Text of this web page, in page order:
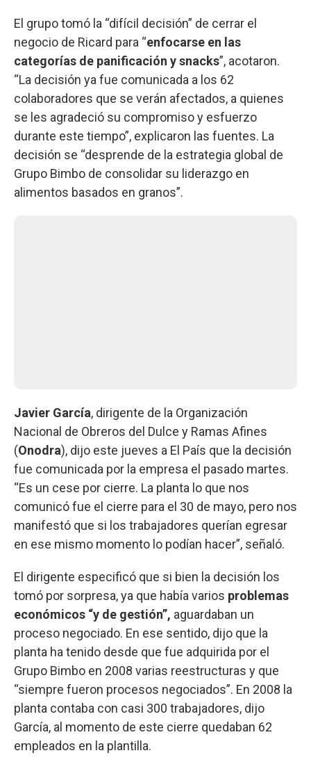
El grupo tomó la “difícil decisión” de cerrar el
negocio de Ricard para “enfocarse en las
categorías de panificación y snacks”, acotaron.
“La decisión ya fue comunicada a los 62
colaboradores que se verán afectados, a quienes
se les agradeció su compromiso y esfuerzo
durante este tiempo”, explicaron las fuentes. La
decisión se “desprende de la estrategia global de
Grupo Bimbo de consolidar su liderazgo en
alimentos basados en granos”.
Javier García, dirigente de la Organización
Nacional de Obreros del Dulce y Ramas Afines
(Onodra), dijo este jueves a El País que la decisión
fue comunicada por la empresa el pasado martes.
“Es un cese por cierre. La planta lo que nos
comunicó fue el cierre para el 30 de mayo, pero nos
manifestó que si los trabajadores querían egresar
en ese mismo momento lo podían hacer”, señaló.
El dirigente especificó que si bien la decisión los
tomó por sorpresa, ya que había varios problemas
económicos “y de gestión”, aguardaban un
proceso negociado. En ese sentido, dijo que la
planta ha tenido desde que fue adquirida por el
Grupo Bimbo en 2008 varias reestructuras y que
“siempre fueron procesos negociados”. En 2008 la
planta contaba con casi 300 trabajadores, dijo
García, al momento de este cierre quedaban 62
empleados en la plantilla.